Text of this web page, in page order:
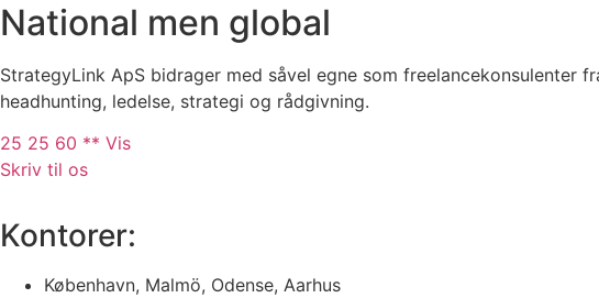
National men global
StrategyLink ApS bidrager med såvel egne som freelancekonsulenter
headhunting, ledelse, strategi og rådgivning.
25 25 60 ** Vis
Skriv til os
Kontorer:
København, Malmö, Odense, Aarhus